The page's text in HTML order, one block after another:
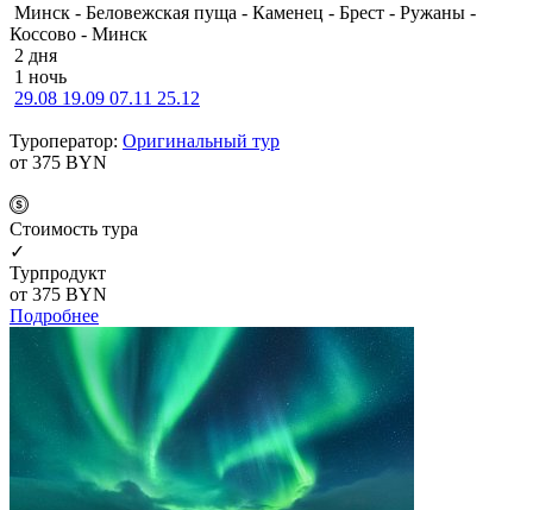
Минск - Беловежская пуща - Каменец - Брест - Ружаны -
Коссово - Минск
2 дня
1 ночь
29.08 19.09 07.11 25.12
Туроператор: Оригинальный тур
от 375 BYN
Cтоимость тура
✓
Турпродукт
от 375 BYN
Подробнее